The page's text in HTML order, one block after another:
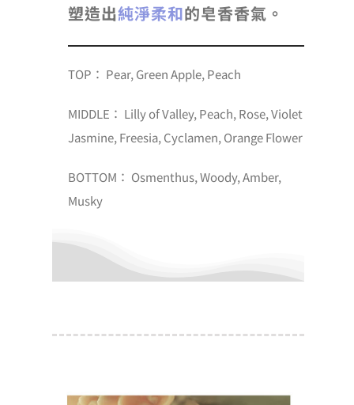
塑造出純淨柔和的皂香香氣。
TOP： Pear, Green Apple, Peach
MIDDLE： Lilly of Valley, Peach, Rose, Violet
Jasmine, Freesia, Cyclamen, Orange Flower
BOTTOM： Osmenthus, Woody, Amber,
Musky